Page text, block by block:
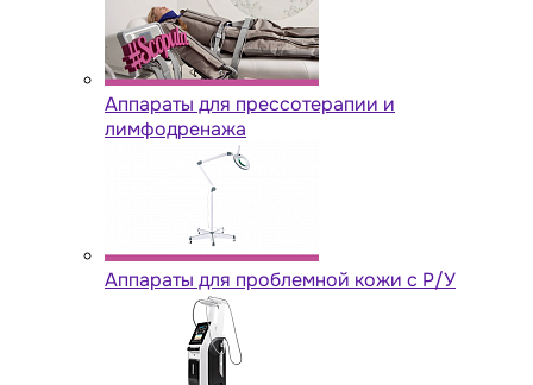
Аппараты для прессотерапии и
лимфодренажа
Аппараты для проблемной кожи с Р/У